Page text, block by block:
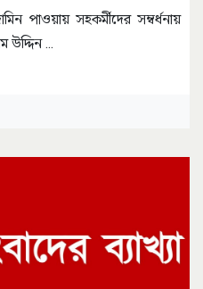
পাওয়ায় সহকর্মীদের সম্বর্ধনায়
উদ্দিন...